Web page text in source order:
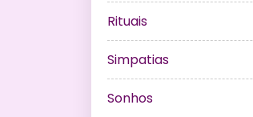
Rituais
Simpatias
Sonhos